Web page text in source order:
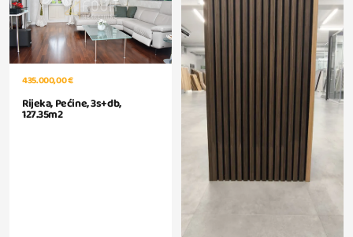
435.000,00 €
Rijeka, Pećine, 3s+db,
127.35m2